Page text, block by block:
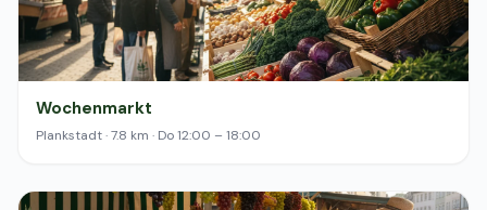
Wochenmarkt
Plankstadt · 7.8 km · Do 12:00 – 18:00